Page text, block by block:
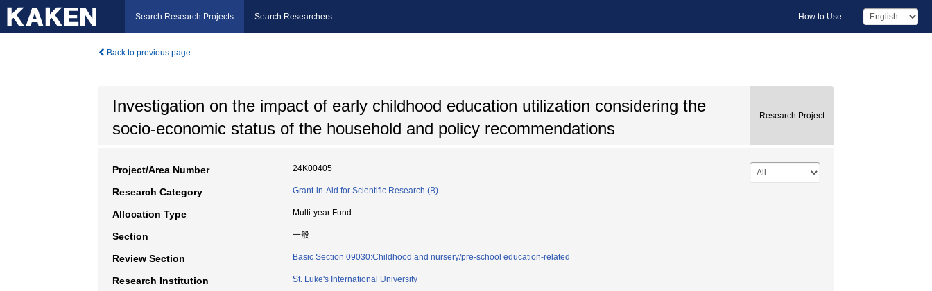
Search Research Projects Search Researchers How to Use
Back to previous page
Investigation on the impact of early childhood education utilization considering the
socio-economic status of the household and policy recommendations
Research Project
Project/Area Number 24K00405
Research Category Grant-in-Aid for Scientific Research (B)
Allocation Type Multi-year Fund
Section 一般
Review Section Basic Section 09030:Childhood and nursery/pre-school education-related
Research Institution St. Luke's International University